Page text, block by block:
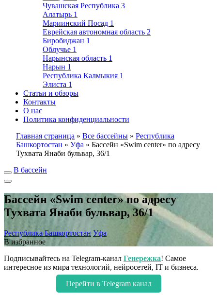
Чувашская Республика 3
Алатырь 1
Мариинский Посад 1
Еврейская автономная область 2
Биробиджан 1
Облучье 1
Нарынская область 1
Нарын 1
Республика Калмыкия 1
Элиста 1
Статьи и обзоры
Контакты
О нас
Политика конфиденциальности
Главная страница » Все бассейны » Республика
Башкортостан » Уфа » Бассейн «Swim center» по адресу
Тухвата Янаби бульвар, 36/1
В бассейн
Бассейн «Swim center» по адресу
Тухвата Янаби бульвар, 36/1
Республика Башкортостан Уфа
В избранное
Подписывайтесь на Telegram-канал Генережка! Самое
интересное из мира технологий, нейросетей, IT и бизнеса.
Перейти в Telegram канал